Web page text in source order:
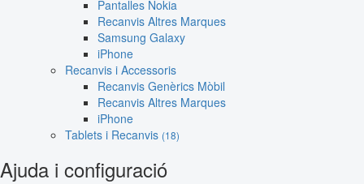
Pantalles Nokia
Recanvis Altres Marques
Samsung Galaxy
iPhone
Recanvis i Accessoris
Recanvis Genèrics Mòbil
Recanvis Altres Marques
iPhone
Tablets i Recanvis (18)
Ajuda i configuració